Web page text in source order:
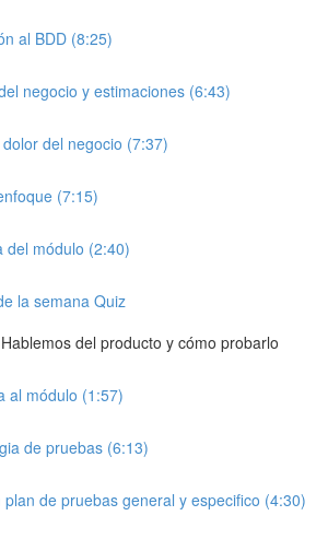
al BDD (8:25)
negocio y estimaciones (6:43)
del negocio (7:37)
(7:15)
del módulo (2:40)
la semana Quiz
del producto y cómo probarlo
al módulo (1:57)
de pruebas (6:13)
plan de pruebas general y especifico (4:30)